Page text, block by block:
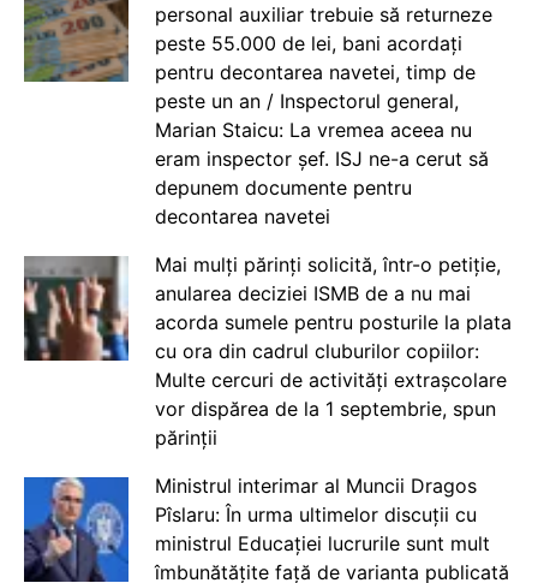
personal auxiliar trebuie să returneze
peste 55.000 de lei, bani acordați
pentru decontarea navetei, timp de
peste un an / Inspectorul general,
Marian Staicu: La vremea aceea nu
eram inspector șef. ISJ ne-a cerut să
depunem documente pentru
decontarea navetei
Mai mulți părinți solicită, într-o petiție,
anularea deciziei ISMB de a nu mai
acorda sumele pentru posturile la plata
cu ora din cadrul cluburilor copiilor:
Multe cercuri de activități extrașcolare
vor dispărea de la 1 septembrie, spun
părinții
Ministrul interimar al Muncii Dragos
Pîslaru: În urma ultimelor discuții cu
ministrul Educației lucrurile sunt mult
îmbunătățite față de varianta publicată